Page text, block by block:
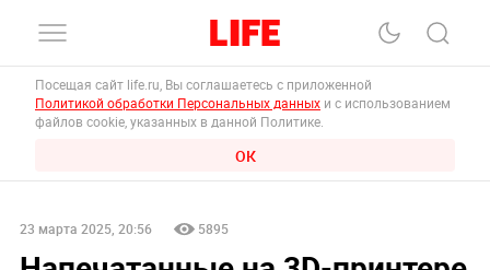
Посещая сайт life.ru, Вы соглашаетесь с приложенной
Политикой обработки Персональных данных и с использованием
файлов cookie, указанных в данной Политике.
ОК
23 марта 2025, 20:56 5895